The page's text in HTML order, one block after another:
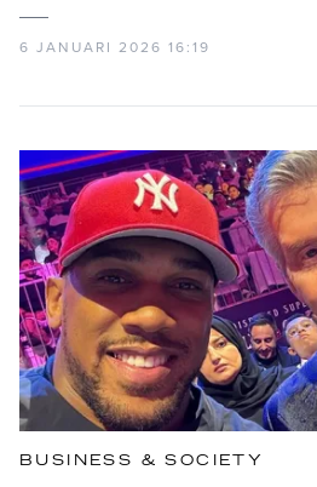
6 JANUARI 2026 16:19
BUSINESS & SOCIETY